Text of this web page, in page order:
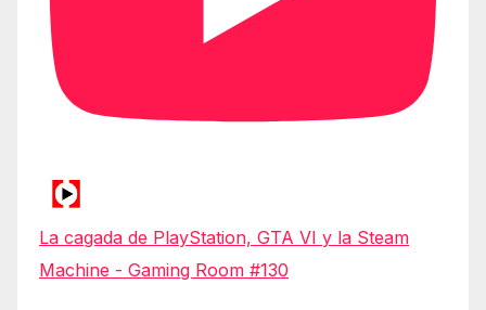
La cagada de PlayStation, GTA VI y la Steam
Machine - Gaming Room #130